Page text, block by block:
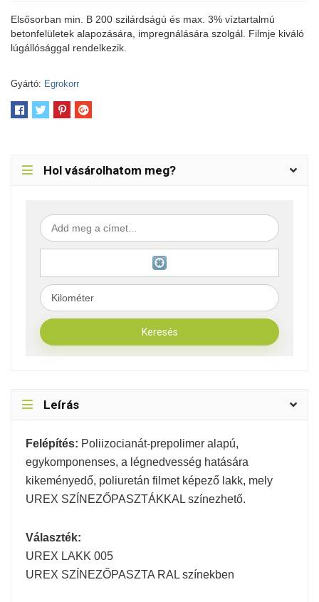
Elsősorban min. B 200 szilárdságú és max. 3% víztartalmú
betonfelületek alapozására, impregnálására szolgál. Filmje kiváló
lúgállósággal rendelkezik.
Gyártó: Egrokorr
Hol vásárolhatom meg?
Leírás
Felépítés: Poliizocianát-prepolimer alapú,
egykomponenses, a légnedvesség hatására
kikeményedő, poliuretán filmet képező lakk, mely
UREX SZÍNEZŐPASZTÁKKAL színezhető.
Választék:
UREX LAKK 005
UREX SZÍNEZŐPASZTA RAL színekben